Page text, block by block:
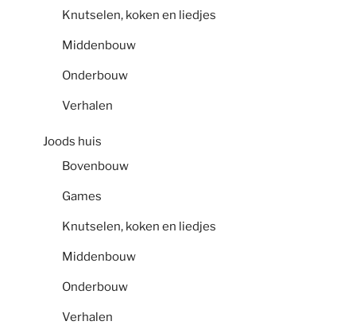
Knutselen, koken en liedjes
Middenbouw
Onderbouw
Verhalen
Joods huis
Bovenbouw
Games
Knutselen, koken en liedjes
Middenbouw
Onderbouw
Verhalen